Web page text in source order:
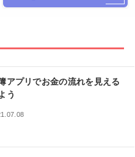
アプリでお金の流れを見える
う